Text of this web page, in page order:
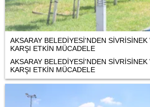
AKSARAY BELEDİYESİ'NDEN
KARŞI ETKİN MÜCADELE
AKSARAY BELEDİYESİ'NDEN
KARŞI ETKİN MÜCADELE